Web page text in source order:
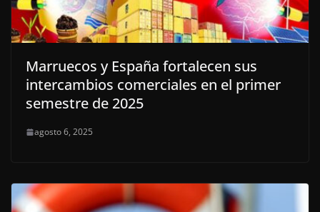
Marruecos y España fortalecen sus
intercambios comerciales en el primer
semestre de 2025
agosto 6, 2025